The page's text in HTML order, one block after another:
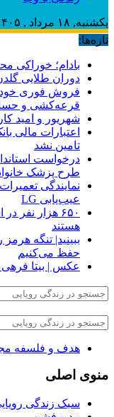
یکشنبه, ۱۸ مرداد , ۱۴۰۵ برابر با - Sunday, 9 August , 2026
تازه‌ها:
بادام؛ خوراکی
دوران طلایی
قرعه‌کشی و
شهریور و امید
اعتبارات مالی
تامین نشد
درخواست
طرح پزشک
نمایندگی
عیب‌یابی LG
۶۵۰ هزار
هستند
ببینید| تنگه
حفظ می‌کنیم
عکس | بیتا
هدف و فلسفه
منوی اصلی
سبک زندگی